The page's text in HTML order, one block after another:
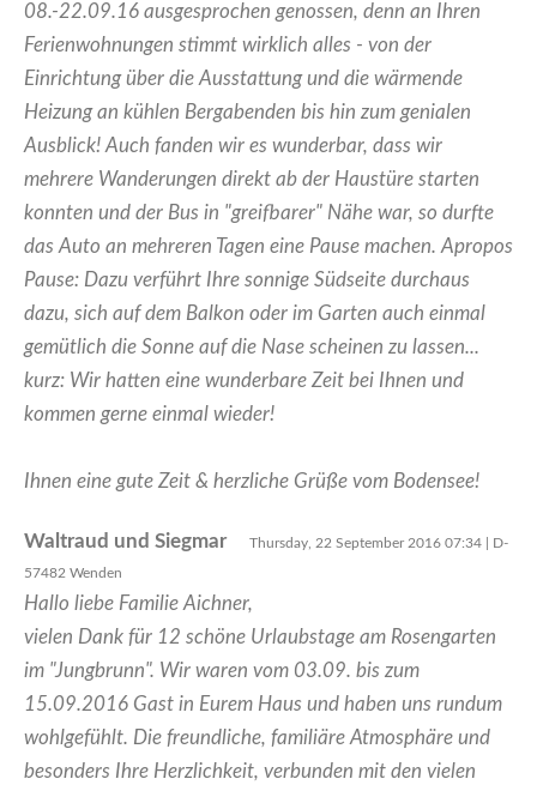
08.-22.09.16 ausgesprochen genossen, denn an Ihren
Ferienwohnungen stimmt wirklich alles - von der
Einrichtung über die Ausstattung und die wärmende
Heizung an kühlen Bergabenden bis hin zum genialen
Ausblick! Auch fanden wir es wunderbar, dass wir
mehrere Wanderungen direkt ab der Haustüre starten
konnten und der Bus in "greifbarer" Nähe war, so durfte
das Auto an mehreren Tagen eine Pause machen. Apropos
Pause: Dazu verführt Ihre sonnige Südseite durchaus
dazu, sich auf dem Balkon oder im Garten auch einmal
gemütlich die Sonne auf die Nase scheinen zu lassen...
kurz: Wir hatten eine wunderbare Zeit bei Ihnen und
kommen gerne einmal wieder!
Ihnen eine gute Zeit & herzliche Grüße vom Bodensee!
Waltraud und Siegmar Thursday, 22 September 2016 07:34 | D-
57482 Wenden
Hallo liebe Familie Aichner,
vielen Dank für 12 schöne Urlaubstage am Rosengarten
im "Jungbrunn". Wir waren vom 03.09. bis zum
15.09.2016 Gast in Eurem Haus und haben uns rundum
wohlgefühlt. Die freundliche, familiäre Atmosphäre und
besonders Ihre Herzlichkeit, verbunden mit den vielen